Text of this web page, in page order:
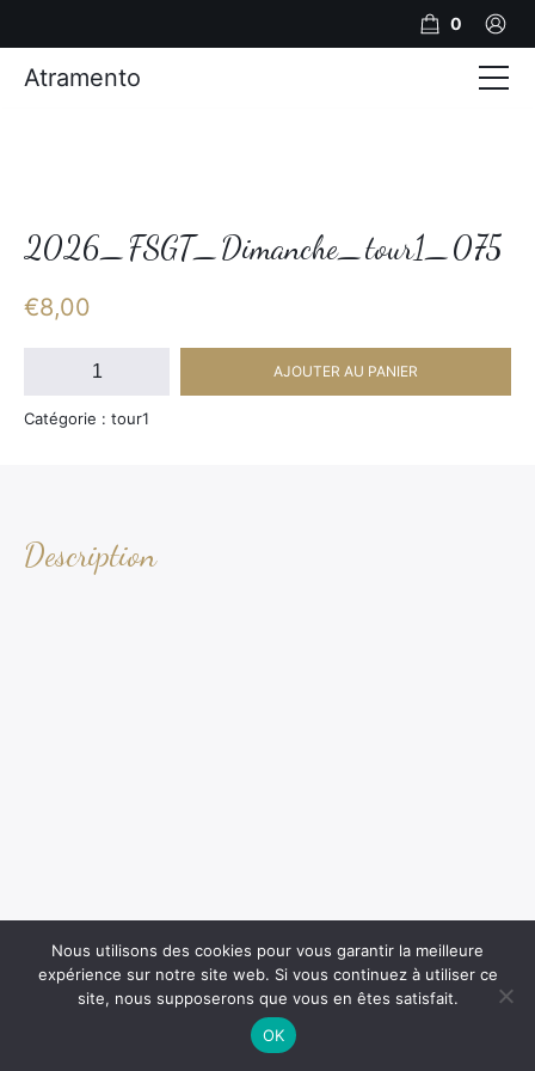
2026_FSGT_Dimanche_tour1_075
€8,00
quantité
2026_FSGT_Dimanche_tour1_075
AJOUTER AU PANIER
Catégorie : tour1
Description
0
Atramento
Photos
Nous utilisons des cookies pour vous garantir la meilleure
expérience sur notre site web. Si vous continuez à utiliser ce
site, nous supposerons que vous en êtes satisfait.
OK